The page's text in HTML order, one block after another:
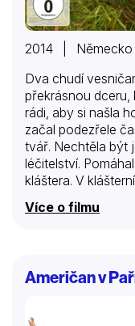
2014 |
Dva chudí
překrásnou dceru,
rádi, aby si našla
začal podezřele
tvář. Nechtěla být
léčitelství.
kláštera. V
jednoho dne
zamiloval, což se
vinu, ostříhala si
Převlečená za
dvoru v…
Více o filmu
Američan v